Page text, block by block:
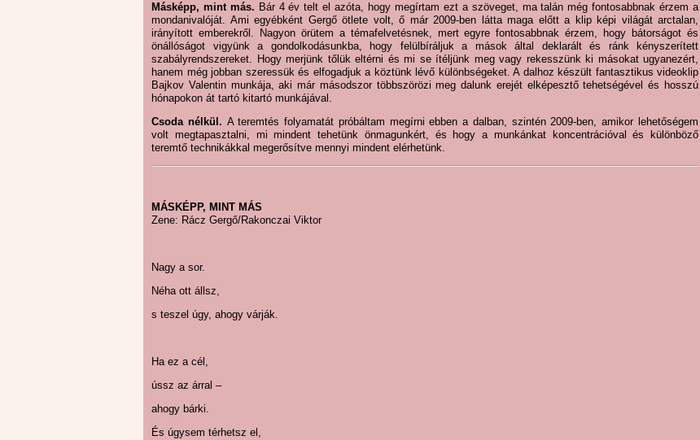
Másképp, mint más. Bár 4 év telt el azóta, hogy megírtam ezt a szöveget, ma talán még fontosabbnak érzem a
mondanivalóját. Ami egyébként Gergő ötlete volt, ő már 2009-ben látta maga előtt a klip képi világát arctalan,
irányított emberekről. Nagyon örütem a témafelvetésnek, mert egyre fontosabbnak érzem, hogy bátorságot és
önállóságot vigyünk a gondolkodásunkba, hogy felülbíráljuk a mások által deklarált és ránk kényszerített
szabályrendszereket. Hogy merjünk tőlük eltérni és mi se ítéljünk meg vagy rekesszünk ki másokat ugyanezért,
hanem még jobban szeressük és elfogadjuk a köztünk lévő különbségeket. A dalhoz készült fantasztikus videoklip
Bajkov Valentin munkája, aki már másodszor többszörözi meg dalunk erejét elképesztő tehetségével és hosszú
hónapokon át tartó kitartó munkájával.
Csoda nélkül. A teremtés folyamatát próbáltam megírni ebben a dalban, szintén 2009-ben, amikor lehetőségem
volt megtapasztalni, mi mindent tehetünk önmagunkért, és hogy a munkánkat koncentrációval és különböző
teremtő technikákkal megerősítve mennyi mindent elérhetünk.
MÁSKÉPP, MINT MÁS
Zene: Rácz Gergő/Rakonczai Viktor
Nagy a sor.
Néha ott állsz,
s teszel úgy, ahogy várják.
Ha ez a cél,
ússz az árral –
ahogy bárki.
És úgysem térhetsz el,